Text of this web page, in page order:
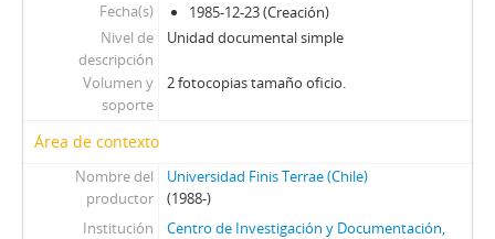
Fecha(s)
1985-12-23 (Creación)
Nivel de
descripción
Unidad documental simple
Volumen y
soporte
2 fotocopias tamaño oficio.
Área de contexto
Nombre del
productor
Universidad Finis Terrae (Chile)
(1988-)
Institución
Centro de Investigación y Documentación,